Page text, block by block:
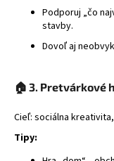
Podporuj „čo
stavby.
Dovoľ aj
🏠 3. Pretvárkové
Cieľ: sociálna
Tipy: